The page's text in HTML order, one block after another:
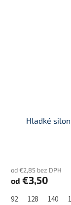
Hladké
od €2,85 bez DPH
od €3,50
92 128 140